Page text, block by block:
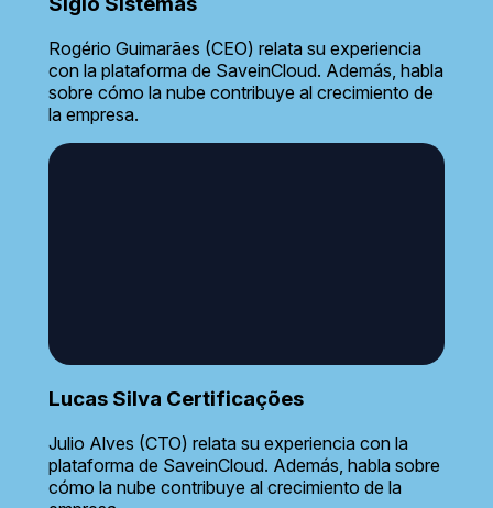
Rogério Guimarães (CEO) relata su experiencia
con la plataforma de SaveinCloud. Además, habla
sobre cómo la nube contribuye al crecimiento de
la empresa.
Lucas Silva Certificações
Julio Alves (CTO) relata su experiencia con la
plataforma de SaveinCloud. Además, habla sobre
cómo la nube contribuye al crecimiento de la